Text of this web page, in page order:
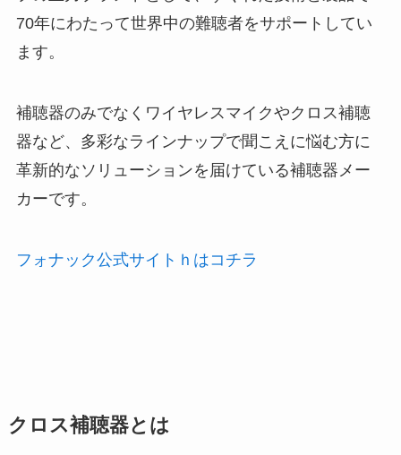
70年にわたって世界中の難聴者をサポートしてい
ます。
補聴器のみでなくワイヤレスマイクやクロス補聴
器など、多彩なラインナップで聞こえに悩む方に
革新的なソリューションを届けている補聴器メー
カーです。
フォナック公式サイトｈはコチラ
クロス補聴器とは